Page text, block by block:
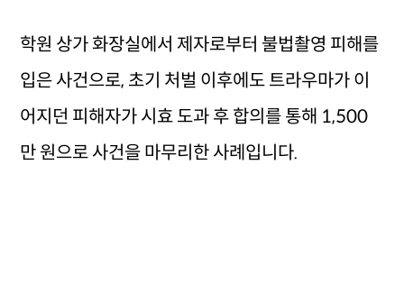
학원 상가 화장실에서 제자로부터 불법촬영 피해를
입은 사건으로, 초기 처벌 이후에도 트라우마가 이
어지던 피해자가 시효 도과 후 합의를 통해 1,500
만 원으로 사건을 마무리한 사례입니다.